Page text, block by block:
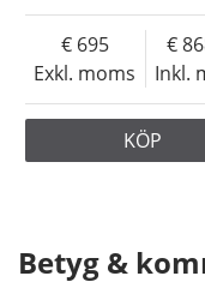
Exkl. moms
695
Inkl.
KÖP
Betyg &